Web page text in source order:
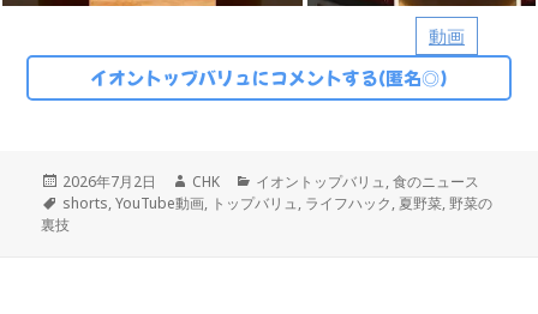
動画
イオントップバリュにコメントする(匿名◎)
投
稿
日:
2026年7月2日
作
成
CHK
カ
テ
イオントップバリュ,食のニュース
タ
グ
shorts,YouTube動画, トップバリュ, ライフハック, 夏野菜, 野菜の
裏技